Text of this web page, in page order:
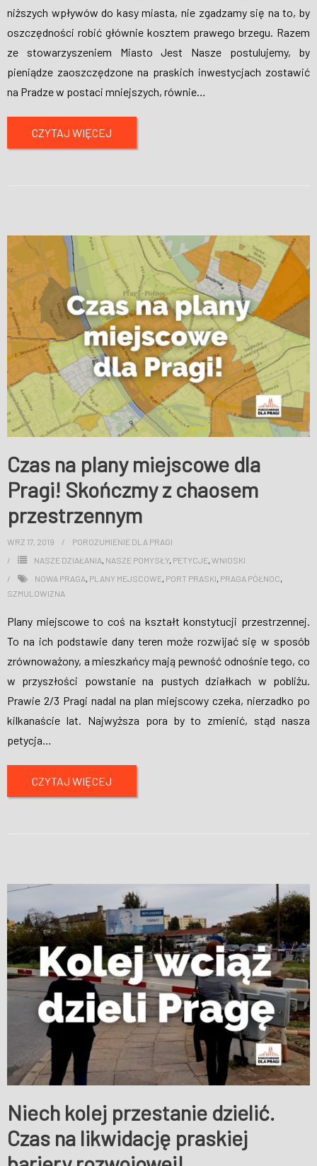
niższych wpływów do kasy miasta, nie zgadzamy się na to, by
oszczędności robić głównie kosztem prawego brzegu. Razem
ze stowarzyszeniem Miasto Jest Nasze postulujemy, by
pieniądze zaoszczędzone na praskich inwestycjach zostawić
na Pradze w postaci mniejszych, równie
CZYTAJ WIĘCEJ
Czas na plany miejscowe dla
Pragi! Skończmy z chaosem
przestrzennym
WRZ 17, 2019
POROZUMIENIE DLA PRAGI
NASZE DZIAŁANIA, NASZE POMYSŁY, PETYCJE, WNIOSKI
NOWA PRAGA, PLANY MEJSCOWE, PORT PRASKI, PRAGA PÓŁNOC,
SZMULOWIZNA
Plany miejscowe to coś na kształt konstytucji przestrzennej.
To na ich podstawie dany teren może rozwijać się w sposób
zrównoważony, a mieszkańcy mają pewność odnośnie tego, co
w przyszłości powstanie na pustych działkach w pobliżu.
Prawie 2/3 Pragi nadal na plan miejscowy czeka, nierzadko po
kilkanaście lat. Najwyższa pora by to zmienić, stąd nasza
petycja…
CZYTAJ WIĘCEJ
Niech kolej przestanie dzielić.
Czas na likwidację praskiej